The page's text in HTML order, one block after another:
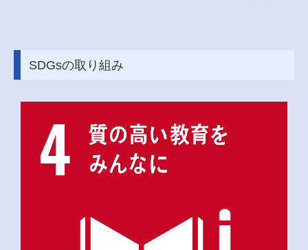
SDGsの取り組み